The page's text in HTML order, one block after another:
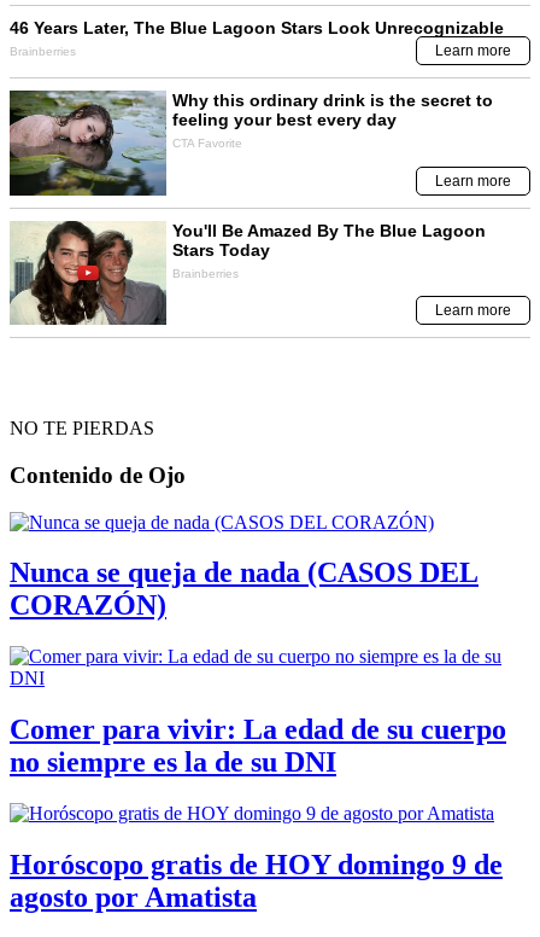
NO TE PIERDAS
Contenido de Ojo
Nunca se queja de nada (CASOS DEL
CORAZÓN)
Comer para vivir: La edad de su cuerpo
no siempre es la de su DNI
Horóscopo gratis de HOY domingo 9 de
agosto por Amatista